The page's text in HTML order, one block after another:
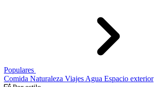
Populares
Comida Naturaleza Viajes Agua Espacio exterior